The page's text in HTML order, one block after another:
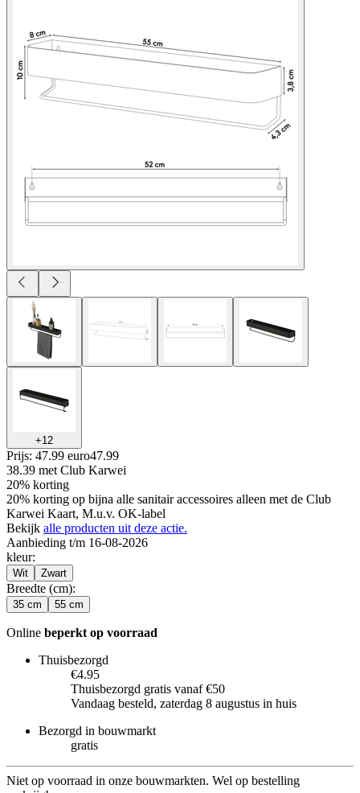
+12
Prijs: 47.99 euro47.99
38.39 met Club Karwei
20% korting
20% korting op bijna alle sanitair accessoires alleen met de Club
Karwei Kaart, M.u.v. OK-label
Bekijk alle producten uit deze actie.
Aanbieding t/m 16-08-2026
kleur:
Wit Zwart
Breedte (cm):
35 cm 55 cm
Online beperkt op voorraad
Thuisbezorgd
€4.95
Thuisbezorgd gratis vanaf €50
Vandaag besteld, zaterdag 8 augustus in huis
Bezorgd in bouwmarkt
gratis
Niet op voorraad in onze bouwmarkten. Wel op bestelling